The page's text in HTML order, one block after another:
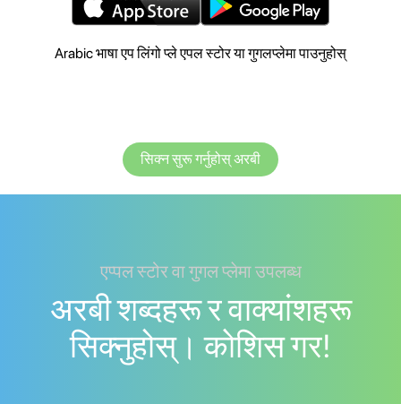
Arabic भाषा एप लिंगो प्ले एपल स्टोर या गुगलप्लेमा पाउनुहोस्
सिक्न सुरू गर्नुहोस् अरबी
एप्पल स्टोर वा गुगल प्लेमा उपलब्ध
अरबी शब्दहरू र वाक्यांशहरू
सिक्नुहोस्। काेशिस गर!